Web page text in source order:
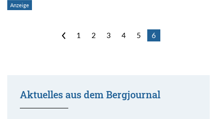
< 1 2 3 4 5 6
Aktuelles aus dem Bergjournal